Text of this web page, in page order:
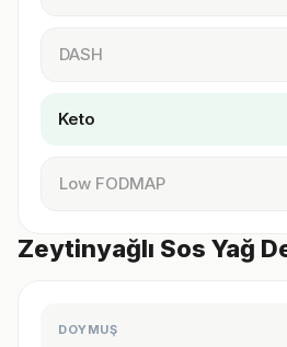
DASH
Keto
Low FODMAP
Zeytinyağlı Sos Yağ
DOYMUŞ